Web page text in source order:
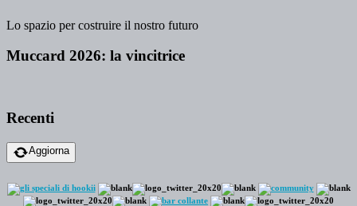
Lo spazio per costruire il nostro futuro
Muccard 2026: la vincitrice
Recenti
Aggiorna